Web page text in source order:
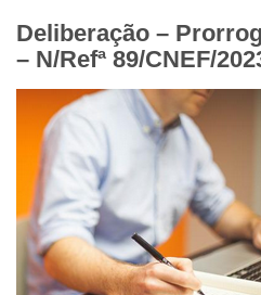
Deliberação –
– N/Refª 89/CNEF/